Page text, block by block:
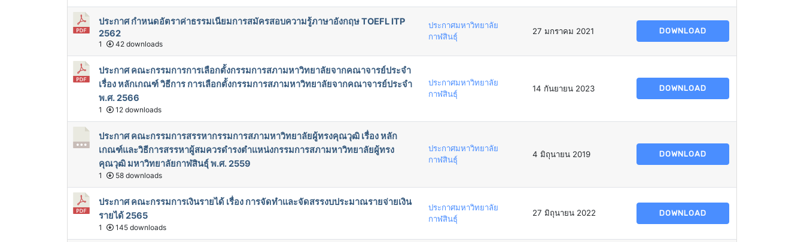
ประกาศ กำหนดอัตราค่าธรรมเนียมการสมัครสอบความรู้ภาษาอังกฤษ TOEFL ITP
2562
1 42 downloads
ประกาศมหาวิทยาลัย
กาฬสินธุ์
27 มกราคม 2021 DOWNLOAD
ประกาศ คณะกรรมการการเลือกตั้งกรรมการสภามหาวิทยาลัยจากคณาจารย์ประจำ
เรื่อง หลักเกณฑ์ วิธีการ การเลือกตั้งกรรมการสภามหาวิทยาลัยจากคณาจารย์ประจำ
พ.ศ. 2566
1 12 downloads
ประกาศมหาวิทยาลัย
กาฬสินธุ์
14 กันยายน 2023 DOWNLOAD
ประกาศ คณะกรรมการสรรหากรรมการสภามหาวิทยาลัยผู้ทรงคุณวุฒิ เรื่อง หลัก
เกณฑ์และวิธีการสรรหาผู้สมควรดำรงตำแหน่งกรรมการสภามหาวิทยาลัยผู้ทรง
คุณวุฒิ มหาวิทยาลัยกาฬสินธุ์ พ.ศ. 2559
1 58 downloads
ประกาศมหาวิทยาลัย
กาฬสินธุ์
4 มิถุนายน 2019 DOWNLOAD
ประกาศ คณะกรรมการเงินรายได้ เรื่อง การจัดทำและจัดสรรงบประมาณรายจ่ายเงิน
รายได้ 2565
1 145 downloads
ประกาศมหาวิทยาลัย
กาฬสินธุ์
27 มิถุนายน 2022 DOWNLOAD